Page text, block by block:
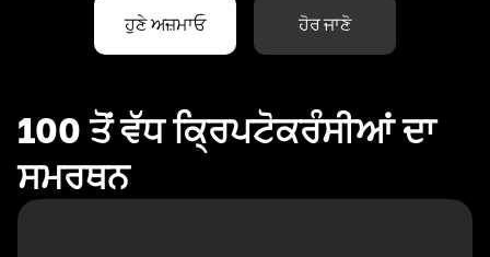
ਹੁਣੇ ਅਜ਼ਮਾਓ ਹੋਰ ਜਾਣੋ
100 ਤੋਂ ਵੱਧ ਕ੍ਰਿਪਟੋਕਰੰਸੀਆਂ ਦਾ
ਸਮਰਥਨ